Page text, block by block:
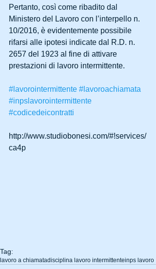
Pertanto, così come ribadito dal
Ministero del Lavoro con l’interpello n.
10/2016, è evidentemente possibile
rifarsi alle ipotesi indicate dal R.D. n.
2657 del 1923 al fine di attivare
prestazioni di lavoro intermittente.
#lavorointermittente #lavoroachiamata
#inpslavorointermittente
#codicedeicontratti
http://www.studiobonesi.com/#!services/
ca4p
Tag:
lavoro a chiamatadisciplina lavoro intermittenteinps lavoro